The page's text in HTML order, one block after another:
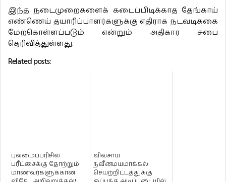
இந்த நடைமுறைகளைக் கடைப்பிடிக்காத தேங்காய்
எண்ணெய் தயாரிப்பாளர்களுக்கு எதிராக நடவடிக்கை
மேற்கொள்ளப்படும் என்றும் அதிகார சபை
தெரிவித்துள்ளது.
Related posts:
புலமைப்பரிசில்
பரீட்சைக்கு தோற்றும்
மாணவர்களுக்கான
விவசாய
நவீனமயமாக்கல்
செயற்றிட்டத்துக்கு